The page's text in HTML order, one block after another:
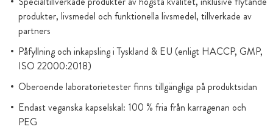
produkter, livsmedel och funktionella livsmedel, tillverkade av
partners
Påfyllning och inkapsling i Tyskland & EU (enligt HACCP, GMP,
ISO 22000:2018)
Oberoende laboratorietester finns tillgängliga på produktsidan
Endast veganska kapselskal: 100 % fria från karragenan och
PEG